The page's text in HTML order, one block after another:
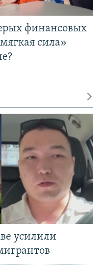
финансовых
сила»
усилили